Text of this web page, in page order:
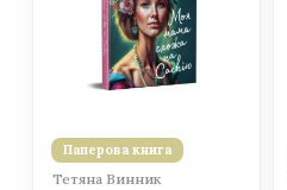
Паперова книга
Тетяна Винник